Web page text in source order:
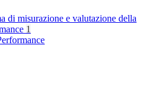
di misurazione e valutazione della
1